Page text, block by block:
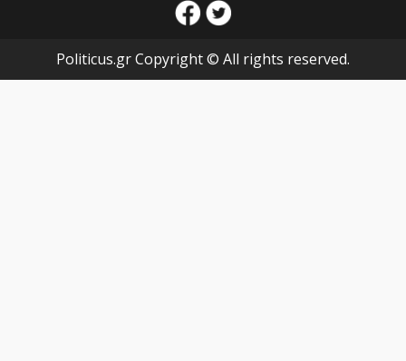
facebook
Politicus.gr Copyright © All rights reserved.